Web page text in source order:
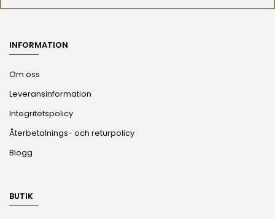
INFORMATION
Om oss
Leveransinformation
Integritetspolicy
Återbetalnings- och returpolicy
Blogg
BUTIK